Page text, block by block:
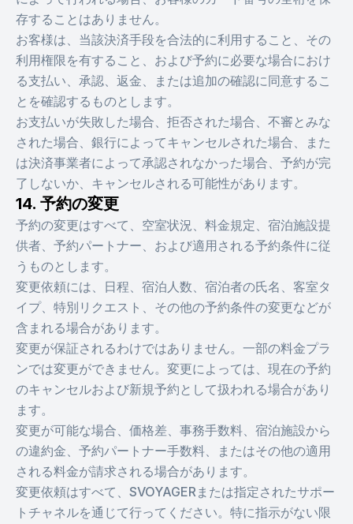
存することはありません。
お客様は、当該決済手段を合法的に利用すること、その
利用権限を有すること、および予約に必要な場合におけ
る支払い、承認、返金、または追加の確認に同意するこ
とを確認するものとします。
お支払いが失敗した場合、拒否された場合、不審とみな
された場合、銀行によってキャンセルされた場合、また
は決済事業者によって承認されなかった場合、予約が完
了しないか、キャンセルされる可能性があります。
14. 予約の変更
予約の変更はすべて、空室状況、料金規定、宿泊施設提
供者、予約パートナー、および適用される予約条件に従
うものとします。
変更依頼には、日程、宿泊人数、宿泊者の氏名、客室タ
イプ、特別リクエスト、その他の予約条件の変更などが
含まれる場合があります。
変更が保証されるわけではありません。一部の料金プラ
ンでは変更ができません。変更によっては、現在の予約
のキャンセルおよび新規予約として扱われる場合があり
ます。
変更が可能な場合、価格差、事務手数料、宿泊施設から
の違約金、予約パートナー手数料、またはその他の適用
される料金が請求される場合があります。
変更依頼はすべて、SVOYAGERまたは指定されたサポー
トチャネルを通じて行ってください。特に指示がない限